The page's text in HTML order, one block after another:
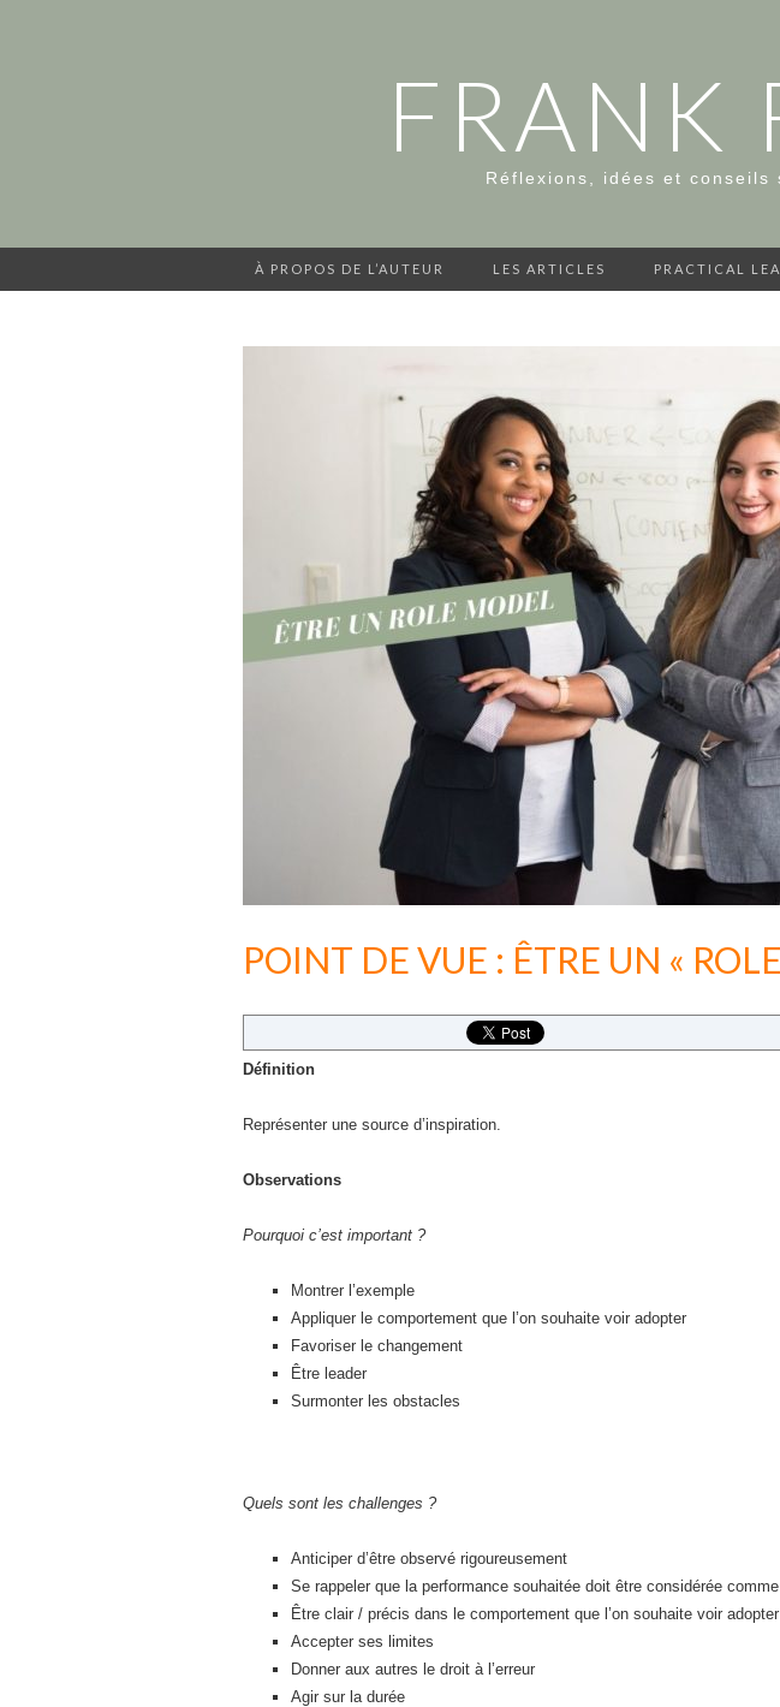
FRANK
Réflexions, idées et conseils
À PROPOS DE L’AUTEUR LES ARTICLES PRACTICAL
POINT DE VUE : ÊTRE UN «
Définition
Représenter une source d’inspiration.
Observations
Pourquoi c’est important ?
Montrer l’exemple
Appliquer le comportement que l’on souhaite voir adopter
Favoriser le changement
Être leader
Surmonter les obstacles
Quels sont les challenges ?
Anticiper d’être observé rigoureusement
Se rappeler que la performance souhaitée doit être considérée
Être clair / précis dans le comportement que l’on souhaite voir adopter
Accepter ses limites
Donner aux autres le droit à l’erreur
Agir sur la durée